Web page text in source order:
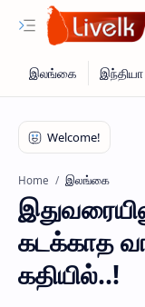
Home இலங்கை
கடக்காத
கதியில்..!